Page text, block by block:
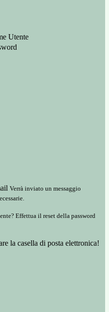
Utente
Verrà inviato un messaggio
Effettua il reset della password
la casella di posta elettronica!